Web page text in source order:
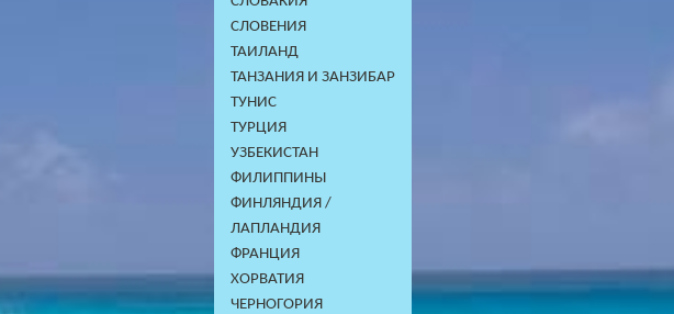
СЛОВЕНИЯ
ТАИЛАНД
ТАНЗАНИЯ И ЗАНЗИБАР
ТУНИС
ТУРЦИЯ
УЗБЕКИСТАН
ФИЛИППИНЫ
ФИНЛЯНДИЯ /
ЛАПЛАНДИЯ
ФРАНЦИЯ
ХОРВАТИЯ
ЧЕРНОГОРИЯ